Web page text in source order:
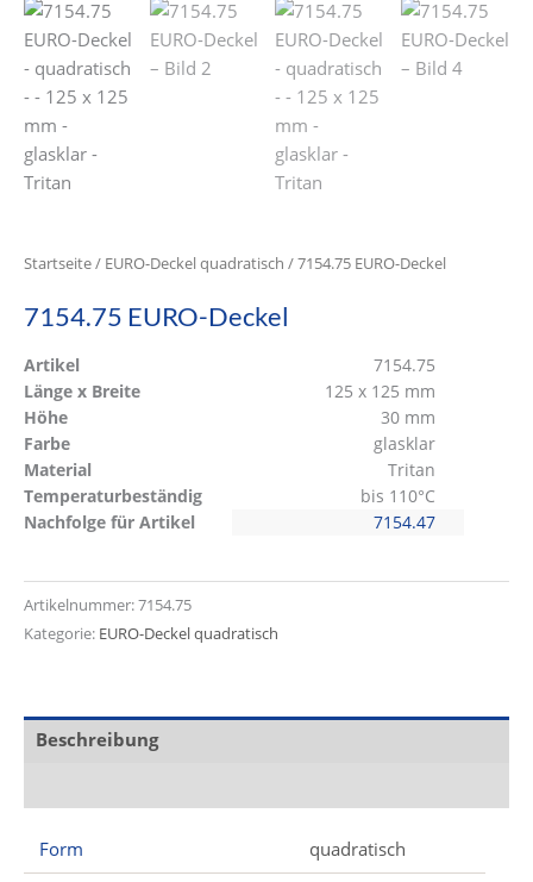
Startseite/ EURO-Deckel quadratisch / 7154.75 EURO-Deckel
7154.75 EURO-Deckel
Artikel
7154.75
Länge x Breite
125 x 125 mm
Höhe
30 mm
Farbe
glasklar
Material
Tritan
Temperaturbeständig
bis 110°C
Nachfolge für Artikel
7154.47
Artikelnummer:7154.75
Kategorie: EURO-Deckel quadratisch
Beschreibung
Form
quadratisch